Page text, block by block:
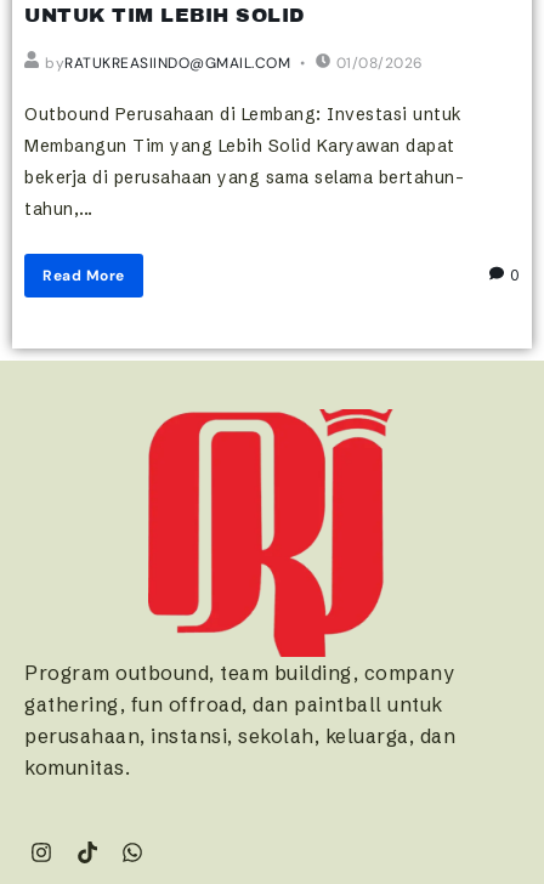
UNTUK TIM LEBIH SOLID
byRATUKREASIINDO@GMAIL.COM 01/08/2026
Outbound Perusahaan di Lembang: Investasi untuk
Membangun Tim yang Lebih Solid Karyawan dapat
bekerja di perusahaan yang sama selama bertahun-
tahun,...
Read More 0
Program outbound, team building, company
gathering, fun offroad, dan paintball untuk
perusahaan, instansi, sekolah, keluarga, dan
komunitas.